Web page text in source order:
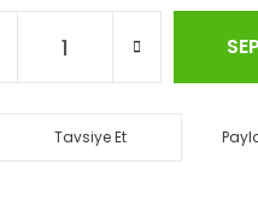
Tavsiye Et